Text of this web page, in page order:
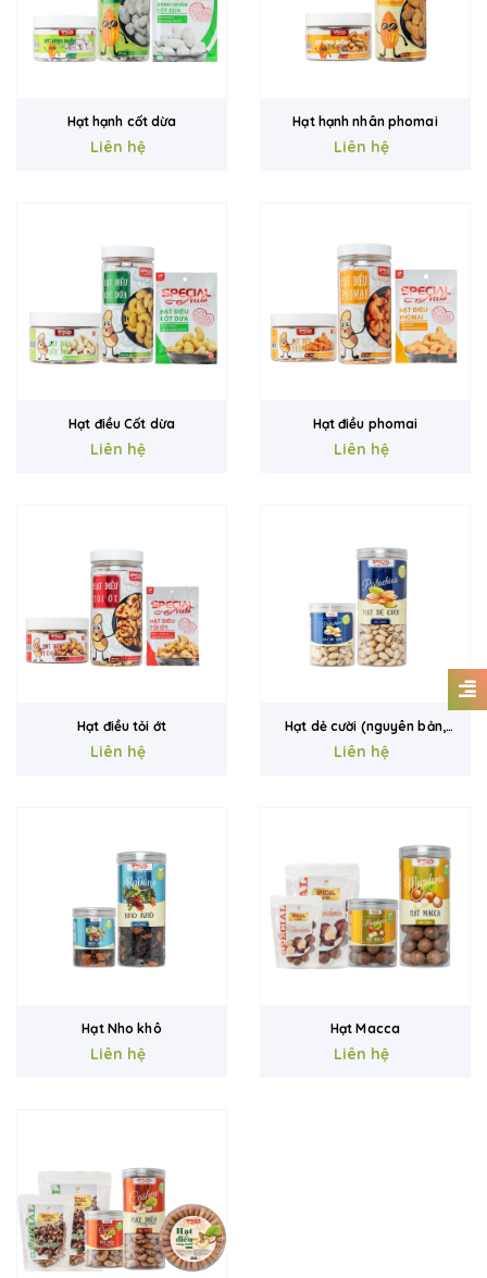
Hạt hạnh cốt dừa
Liên hệ
Hạt hạnh nhân phomai
Liên hệ
Hạt điều Cốt dừa
Liên hệ
Hạt điều phomai
Liên hệ
Hạt điều tỏi ớt
Liên hệ
Hạt dẻ cười (nguyên bản,
không tẩy)
Liên hệ
Hạt Nho khô
Liên hệ
Hạt Macca
Liên hệ